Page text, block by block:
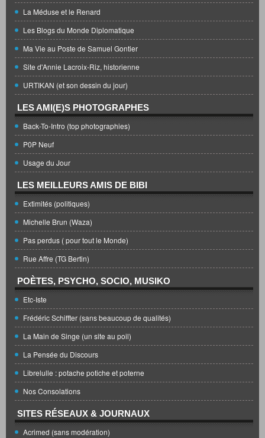
La Méduse et le Renard
Les Blogs du Monde Diplomatique
Ma Vie au Poste de Samuel Gontier
Site d'Annie Lacroix-Riz, historienne
URTIKAN (et son dessin du jour)
LES AMI(E)S PHOTOGRAPHES
Back-To-Intro (top photographies)
P0P Neuf
Usage du Jour
LES MEILLEURS AMIS DE BIBI
Extimités (politiques)
Michelle Brun (Waza)
Pas perdus ( pour tout le Monde)
Rue Affre (TG Bertin)
POÈTES, PSYCHO, SOCIO, MUSIKO
Etc-Iste
Frédéric Schiffter (sans beaucoup de qualités)
La Main de Singe (un site au poil)
La Pensée du Discours
Librelulle : potache potiche et poterne
Nos Consolations
SITES RÉSEAUX & JOURNAUX
Acrimed (sans modération)